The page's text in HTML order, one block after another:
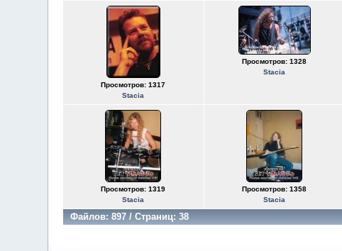
Просмотров: 1317
Stacia
Просмотров: 1328
Stacia
Просмотров: 1319
Stacia
Просмотров: 1358
Stacia
Файлов: 897 / Страниц: 38